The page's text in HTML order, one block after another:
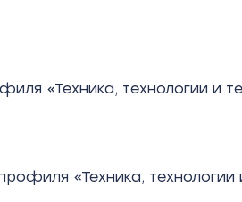
«Техника, технологии и
«Техника, технологии